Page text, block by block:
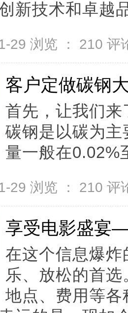
新技术和卓越
29 浏览 ： 210 评
客户定做碳钢
首先，让我们
碳钢是以碳为
量一般在0.02%
29 浏览 ： 210 评
享受电影盛宴
在这个信息爆
乐、放松的首
地点、费用等